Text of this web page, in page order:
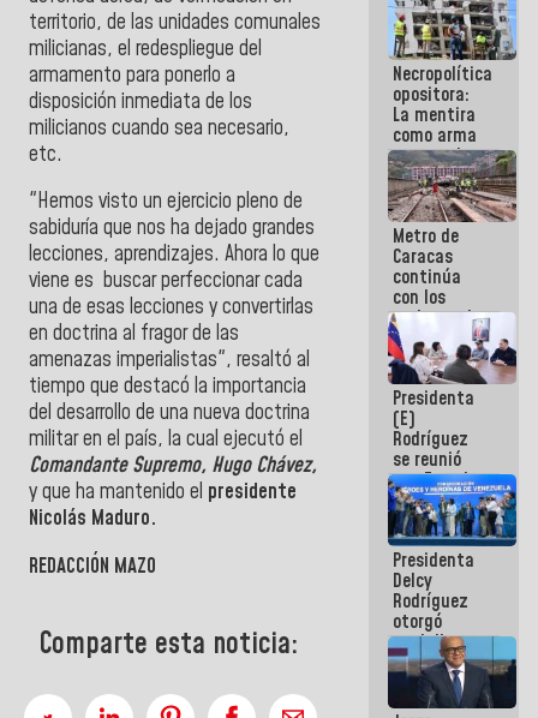
territorio, de las unidades comunales
milicianas, el redespliegue del
armamento para ponerlo a
disposición inmediata de los
milicianos cuando sea necesario,
etc.
"Hemos visto un ejercicio pleno de
sabiduría que nos ha dejado grandes
lecciones, aprendizajes. Ahora lo que
viene es buscar perfeccionar cada
una de esas lecciones y convertirlas
en doctrina al fragor de las
amenazas imperialistas", resaltó al
tiempo que destacó la importancia
del desarrollo de una nueva doctrina
militar en el país, la cual ejecutó el
Comandante Supremo, Hugo Chávez,
y que ha mantenido el presidente
Nicolás Maduro.
REDACCIÓN MAZO
Comparte esta noticia:
optimizar
manejo de
escombros
en La Guaira
Necropolítica
opositora:
La mentira
como arma
contra el
Pueblo
Metro de
Caracas
continúa
con los
trabajos de
mantenimiento
e inspección
en la Línea 2
Presidenta
(E)
Rodríguez
se reunió
con Estado
Mayor
Eléctrico
para
abordar
planes de
acción
Presidenta
Delcy
Rodríguez
otorgó
medalla
"Héroe de
Venezuela"
a servidores